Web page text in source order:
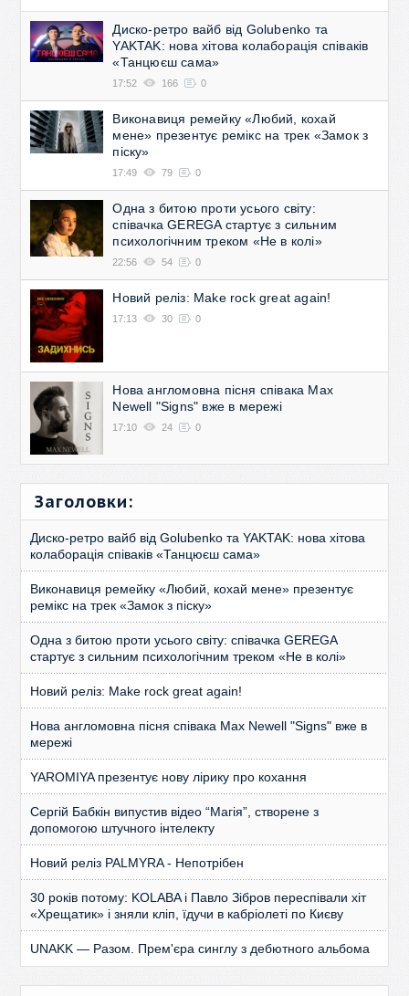
Диско-ретро вайб від Golubenko та
YAKTAK: нова хітова колаборація співаків
«Танцюєш сама»
17:52 166 0
Виконавиця ремейку «Любий, кохай
мене» презентує ремікс на трек «Замок з
піску»
17:49 79 0
Одна з битою проти усього світу:
співачка GEREGA стартує з сильним
психологічним треком «Не в колі»
22:56 54 0
Новий реліз: Make rock great again!
17:13 30 0
Нова англомовна пісня співака Max
Newell "Signs" вже в мережі
17:10 24 0
Заголовки:
Диско-ретро вайб від Golubenko та YAKTAK: нова хітова
колаборація співаків «Танцюєш сама»
Виконавиця ремейку «Любий, кохай мене» презентує
ремікс на трек «Замок з піску»
Одна з битою проти усього світу: співачка GEREGA
стартує з сильним психологічним треком «Не в колі»
Новий реліз: Make rock great again!
Нова англомовна пісня співака Max Newell "Signs" вже в
мережі
YAROMIYA презентує нову лірику про кохання
Сергій Бабкін випустив відео “Магія”, створене з
допомогою штучного інтелекту
Новий реліз PALMYRA - Непотрібен
30 років потому: KOLABA і Павло Зібров переспівали хіт
«Хрещатик» і зняли кліп, їдучи в кабріолеті по Києву
UNAKK — Разом. Прем'єра синглу з дебютного альбома